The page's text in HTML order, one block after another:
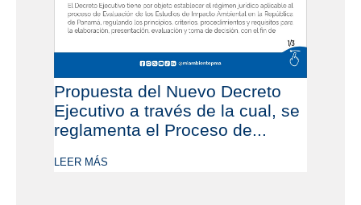
Propuesta del Nuevo Decreto
Ejecutivo a través de la cual, se
reglamenta el Proceso de...
LEER MÁS